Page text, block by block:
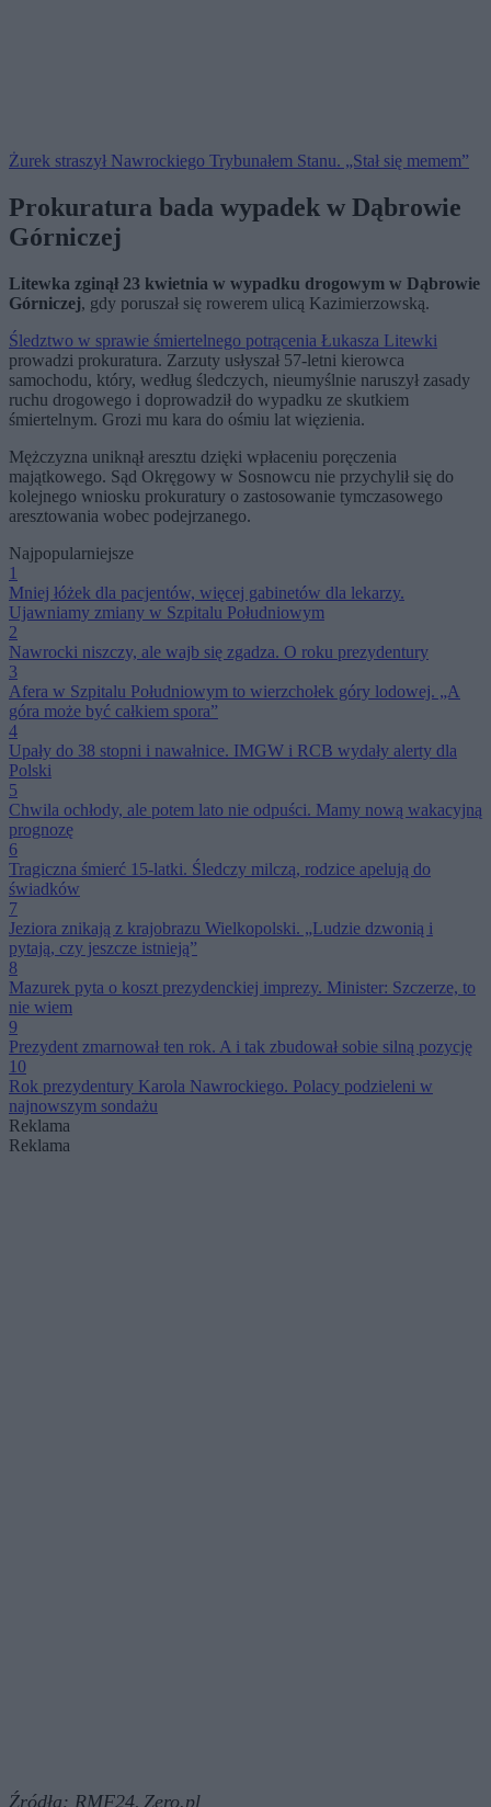
Żurek straszył Nawrockiego Trybunałem Stanu. „Stał się memem”
Prokuratura bada wypadek w Dąbrowie
Górniczej
Litewka zginął 23 kwietnia w wypadku drogowym w Dąbrowie
Górniczej, gdy poruszał się rowerem ulicą Kazimierzowską.
Śledztwo w sprawie śmiertelnego potrącenia Łukasza Litewki
prowadzi prokuratura. Zarzuty usłyszał 57-letni kierowca
samochodu, który, według śledczych, nieumyślnie naruszył zasady
ruchu drogowego i doprowadził do wypadku ze skutkiem
śmiertelnym. Grozi mu kara do ośmiu lat więzienia.
Mężczyzna uniknął aresztu dzięki wpłaceniu poręczenia
majątkowego. Sąd Okręgowy w Sosnowcu nie przychylił się do
kolejnego wniosku prokuratury o zastosowanie tymczasowego
aresztowania wobec podejrzanego.
Najpopularniejsze
1
Mniej łóżek dla pacjentów, więcej gabinetów dla lekarzy.
Ujawniamy zmiany w Szpitalu Południowym
2
Nawrocki niszczy, ale wajb się zgadza. O roku prezydentury
3
Afera w Szpitalu Południowym to wierzchołek góry lodowej. „A
góra może być całkiem spora”
4
Upały do 38 stopni i nawałnice. IMGW i RCB wydały alerty dla
Polski
5
Chwila ochłody, ale potem lato nie odpuści. Mamy nową wakacyjną
prognozę
6
Tragiczna śmierć 15-latki. Śledczy milczą, rodzice apelują do
świadków
7
Jeziora znikają z krajobrazu Wielkopolski. „Ludzie dzwonią i
pytają, czy jeszcze istnieją”
8
Mazurek pyta o koszt prezydenckiej imprezy. Minister: Szczerze, to
nie wiem
9
Prezydent zmarnował ten rok. A i tak zbudował sobie silną pozycję
10
Rok prezydentury Karola Nawrockiego. Polacy podzieleni w
najnowszym sondażu
Reklama
Reklama
Źródła: RMF24, Zero.pl